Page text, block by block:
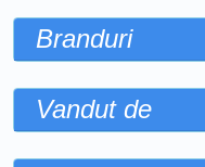
Branduri
Vandut de